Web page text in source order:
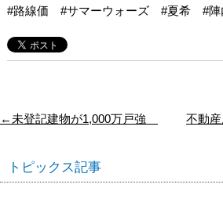
#路線価　#サマーウォーズ　#夏希　#
←未登記建物が1,000万戸強 不動
トピックス記事